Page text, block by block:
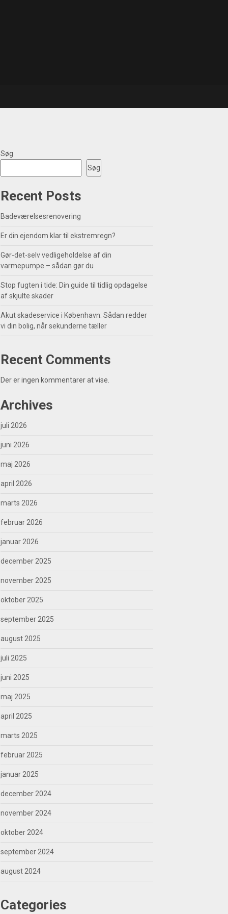
Søg
Søg
Recent Posts
Badeværelsesrenovering
Er din ejendom klar til ekstremregn?
Gør-det-selv vedligeholdelse af din
varmepumpe – sådan gør du
Stop fugten i tide: Din guide til tidlig opdagelse
af skjulte skader
Akut skadeservice i København: Sådan redder
vi din bolig, når sekunderne tæller
Recent Comments
Der er ingen kommentarer at vise.
Archives
juli 2026
juni 2026
maj 2026
april 2026
marts 2026
februar 2026
januar 2026
december 2025
november 2025
oktober 2025
september 2025
august 2025
juli 2025
juni 2025
maj 2025
april 2025
marts 2025
februar 2025
januar 2025
december 2024
november 2024
oktober 2024
september 2024
august 2024
Categories